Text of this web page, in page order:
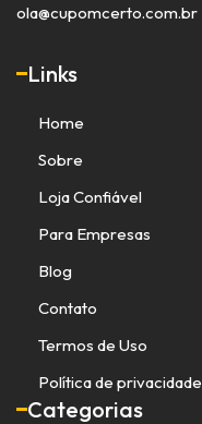
ola@cupomcerto.com.br
Links
Home
Sobre
Loja Confiável
Para Empresas
Blog
Contato
Termos de Uso
Política de privacidade
Categorias